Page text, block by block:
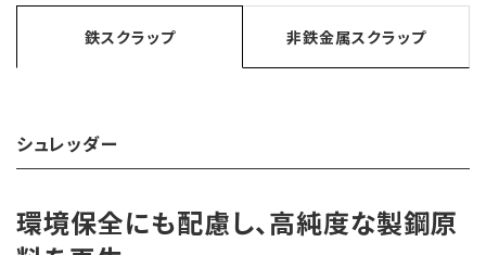
鉄スクラップ 非鉄金属スクラップ
シュレッダー
環境保全にも配慮し、高純度な製鋼原